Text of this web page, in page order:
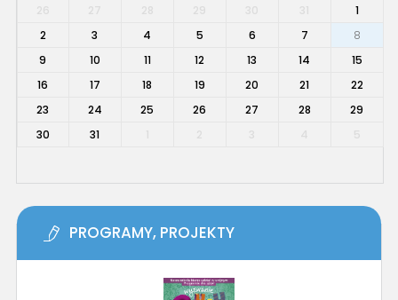
1
2
3 4 5 6 7
8
9
10 11 12 13 14
15
16
17 18 19 20 21
22
23
24 25 26 27 28
29
30
31
PROGRAMY, PROJEKTY